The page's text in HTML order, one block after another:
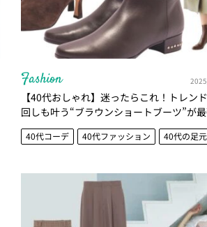
Fashion
【40代おしゃれ】迷ったらこれ！トレン
回しも叶う“ブラウンショートブーツ”が
｜着回し実例３選
40代コーデ 40代ファッション 40代の足元